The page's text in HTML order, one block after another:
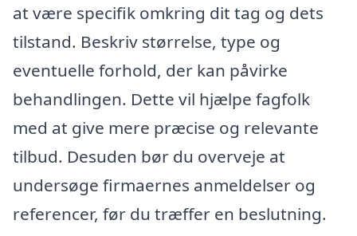
at være specifik omkring dit tag og dets
tilstand. Beskriv størrelse, type og
eventuelle forhold, der kan påvirke
behandlingen. Dette vil hjælpe fagfolk
med at give mere præcise og relevante
tilbud. Desuden bør du overveje at
undersøge firmaernes anmeldelser og
referencer, før du træffer en beslutning.